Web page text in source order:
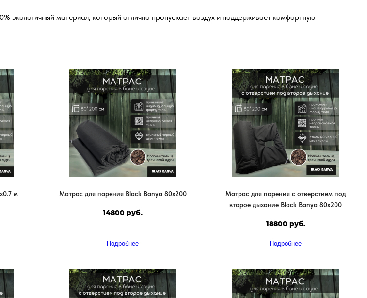
экологичный материал, который отлично пропускает воздух и поддерживает комфортную
м Матрас для парения Black Banya 80х200
14800 руб.
Подробнее
Матрас для парения с отверстием под
второе дыхание Black Banya 80х200
18800 руб.
Подробнее